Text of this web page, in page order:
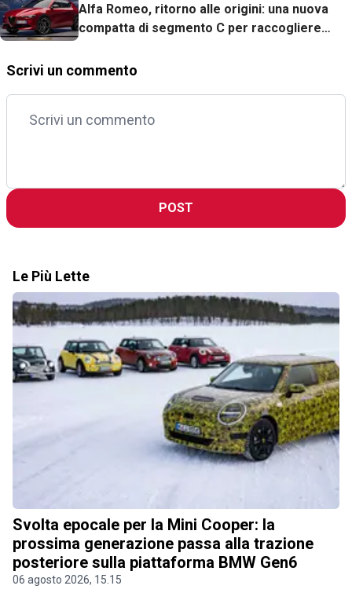
Alfa Romeo, ritorno alle origini: una nuova
compatta di segmento C per raccogliere
Scrivi un commento
POST
Le Più Lette
Svolta epocale per la Mini Cooper: la
prossima generazione passa alla trazione
posteriore sulla piattaforma BMW Gen6
06 agosto 2026, 15.15